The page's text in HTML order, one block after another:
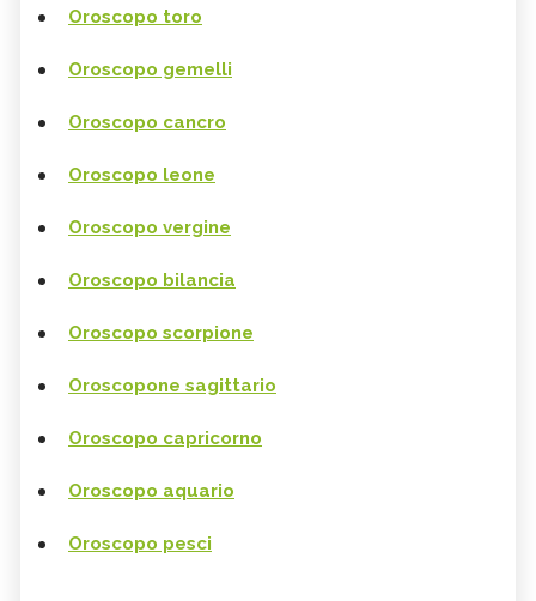
Oroscopo toro
Oroscopo gemelli
Oroscopo cancro
Oroscopo leone
Oroscopo vergine
Oroscopo bilancia
Oroscopo scorpione
Oroscopone sagittario
Oroscopo capricorno
Oroscopo aquario
Oroscopo pesci